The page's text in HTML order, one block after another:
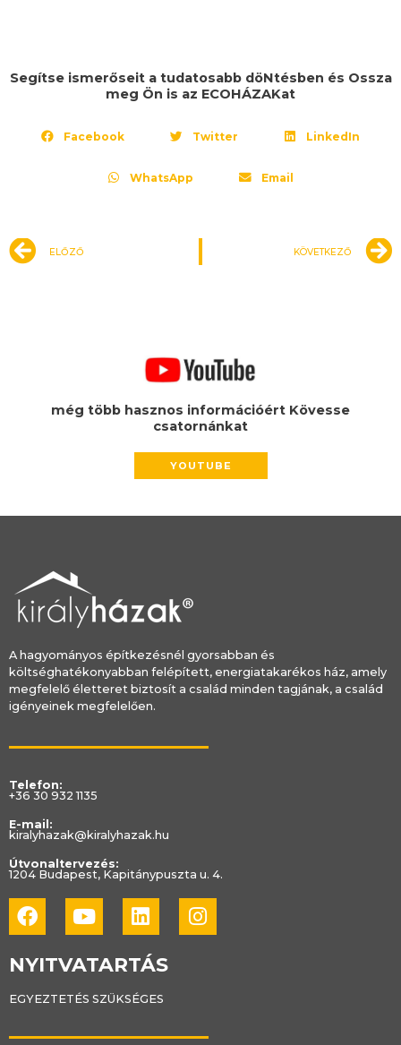
Segítse ismerőseit a tudatosabb döNtésben és Ossza
meg Ön is az ECOHÁZAKat
Facebook Twitter LinkedIn
WhatsApp Email
Előző
ELŐZŐ KÖVETKEZŐ
még több hasznos információért Kövesse
csatornánkat
YOUTUBE
A hagyományos építkezésnél gyorsabban és
költséghatékonyabban felépített, energiatakarékos ház, amely
megfelelő életteret biztosít a család minden tagjának, a család
igényeinek megfelelően.
Telefon:
+36 30 932 1135
E-mail:
kiralyhazak@kiralyhazak.hu
Útvonaltervezés:
1204 Budapest, Kapitánypuszta u. 4.
FacebookYoutubeLinkedinInstagram
NYITVATARTÁS
EGYEZTETÉS SZÜKSÉGES